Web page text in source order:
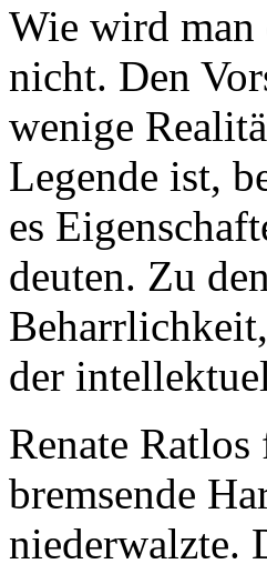
Wie wird man
nicht. Den
wenige
Legende ist,
es
deuten. Zu
der
Renate
bremsende
niederwalzte.